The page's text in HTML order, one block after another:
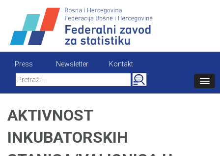
content
Press Newsletter
Kontakt
Search
for:
AKTIVNOST
INKUBATORSKIH